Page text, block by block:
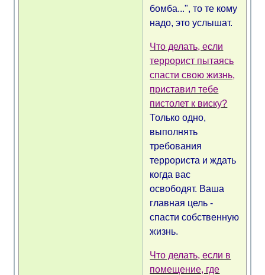
бомба...", то те кому
надо, это услышат.
Что делать, если
террорист пытаясь
спасти свою жизнь,
приставил тебе
пистолет к виску?
Только одно,
выполнять
требования
террориста и ждать
когда вас
освободят. Ваша
главная цель -
спасти собственную
жизнь.
Что делать, если в
помещение, где